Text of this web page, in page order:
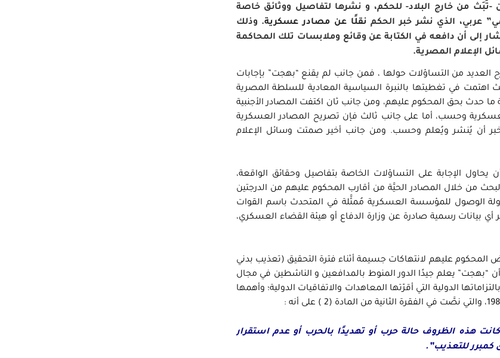
-تُبَث من خارج البلاد- للحكم، و نشرها لتفاصيل ووثائق خاصة
عربي، الذي نشر خبر الحكم نقلًا عن مصادر عسكرية. وذلك
إلى أن دافعه في الكتابة عن وقائع وملابسات تلك المحاكمة
الإعلام المصرية.
العديد من التساؤلات حولها ، فمن جانب لم يقنع “بهجت” بإجابات
اهتمت في تغطيتها بالنبرة السياسية المعادية للسلطة المصرية
حدث بحق المحكوم عليهم، ومن جانب ثان اكتفت المصادر الأجنبية
وحسب، أما على جانب ثالث فإن تصريح المصادر العسكرية
أن يُنشر ويُعلم وحسب. ومن جانب أخير صمتت وسائل الإعلام
يحاول الإجابة على التساؤلات الخاصة بتفاصيل وحقائق الواقعة،
من خلال المصادر الحيَّة من أقارب المحكوم عليهم من الدرجتين
الوصول للمؤسسة العسكرية مُمثَّلة في المتحدث باسم القوات
بيانات رسمية صادرة عن وزارة الدفاع أو هيئة القضاء العسكري،
عليهم لانتهاكات جسيمة أثناء فترة التحقيق (تعذيب بدني
“بهجت” يعلم جيدًا الدور المنوط بالمدافعين و الناشطين في مجال
الدولية التي أقرّتها المعاهدات والاتفاقيات الدولية؛ وأهمها
هذه الظروف حالة حرب أو تهديدًا بالحرب أو عدم استقرار
كمبرر للتعذيب”.